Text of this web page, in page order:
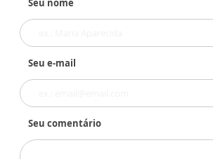
Seu nome
Seu e-mail
Seu comentário